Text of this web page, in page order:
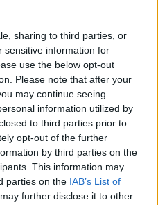
sharing to third parties, or
sensitive information for
use the below opt-out
Please note that after your
may continue seeing
information utilized by
to third parties prior to
opt-out of the further
by third parties on the
This information may
parties on the IAB’s List of
further disclose it to other
υπηρεσίες για τις
της συνεχούς
των δημοτικών υποδομών
μέσα. Το αυτοτελές
τον Εντεταλμένο
Στόλου και
καθ΄ ύλην
έχει ήδη
των νέων
στο καθημερινό